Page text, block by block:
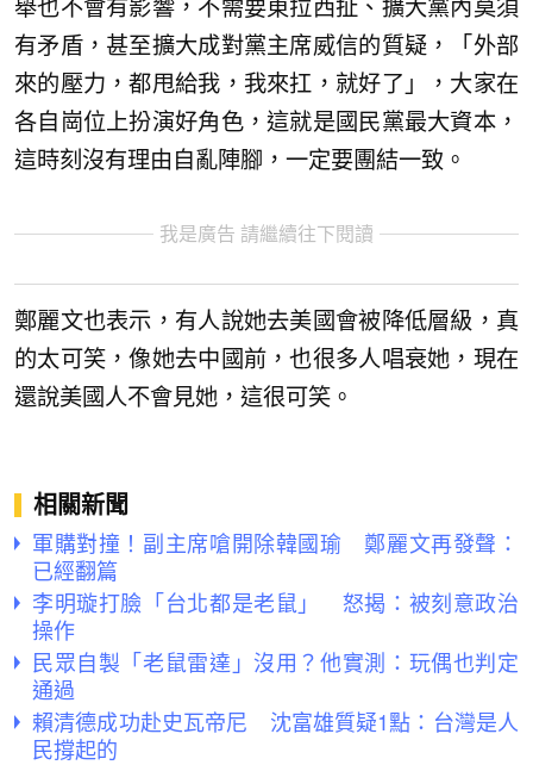
舉也不會有影響，不需要東拉西扯、擴大黨內莫須
有矛盾，甚至擴大成對黨主席威信的質疑，「外部
來的壓力，都甩給我，我來扛，就好了」，大家在
各自崗位上扮演好角色，這就是國民黨最大資本，
這時刻沒有理由自亂陣腳，一定要團結一致。
我是廣告 請繼續往下閱讀
鄭麗文也表示，有人說她去美國會被降低層級，真
的太可笑，像她去中國前，也很多人唱衰她，現在
還說美國人不會見她，這很可笑。
相關新聞
軍購對撞！副主席嗆開除韓國瑜 鄭麗文再發聲：
已經翻篇
李明璇打臉「台北都是老鼠」 怒揭：被刻意政治
操作
民眾自製「老鼠雷達」沒用？他實測：玩偶也判定
通過
賴清德成功赴史瓦帝尼 沈富雄質疑1點：台灣是人
民撐起的